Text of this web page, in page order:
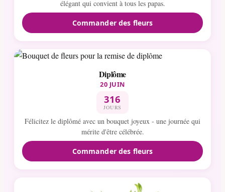
élégant qui convient à tous les papas.
Commander des fleurs
Diplôme
20 JUIN
316
JOURS
Félicitez le diplômé avec un bouquet joyeux - une journée qui
mérite d'être célébrée.
Commander des fleurs